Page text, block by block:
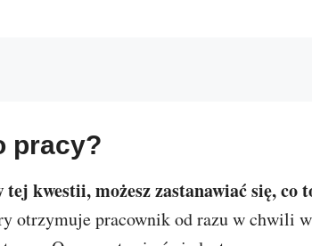
pracy?
kwestii, możesz zastanawiać się, co
otrzymuje pracownik od razu w chwili